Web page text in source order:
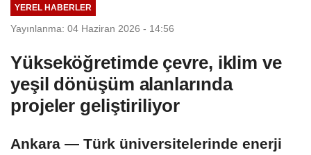
YEREL HABERLER
Yayınlanma: 04 Haziran 2026 - 14:56
Yükseköğretimde çevre, iklim ve
yeşil dönüşüm alanlarında
projeler geliştiriliyor
Ankara — Türk üniversitelerinde enerji